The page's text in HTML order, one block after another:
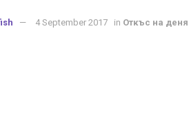
4 September 2017 in Откъс на деня